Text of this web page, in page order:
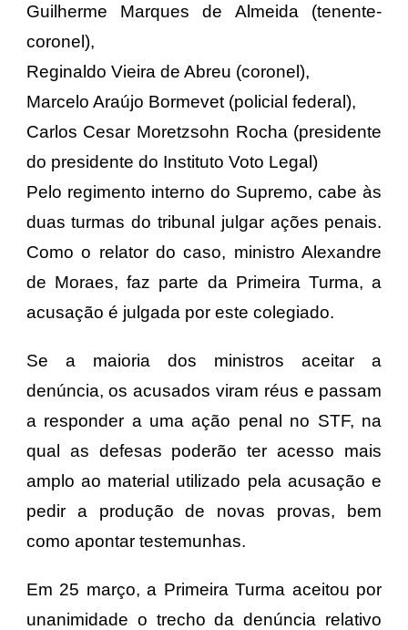
Guilherme Marques de Almeida (tenente-
coronel),
Reginaldo Vieira de Abreu (coronel),
Marcelo Araújo Bormevet (policial federal),
Carlos Cesar Moretzsohn Rocha (presidente
do presidente do Instituto Voto Legal)
Pelo regimento interno do Supremo, cabe às
duas turmas do tribunal julgar ações penais.
Como o relator do caso, ministro Alexandre
de Moraes, faz parte da Primeira Turma, a
acusação é julgada por este colegiado.
Se a maioria dos ministros aceitar a
denúncia, os acusados viram réus e passam
a responder a uma ação penal no STF, na
qual as defesas poderão ter acesso mais
amplo ao material utilizado pela acusação e
pedir a produção de novas provas, bem
como apontar testemunhas.
Em 25 março, a Primeira Turma aceitou por
unanimidade o trecho da denúncia relativo